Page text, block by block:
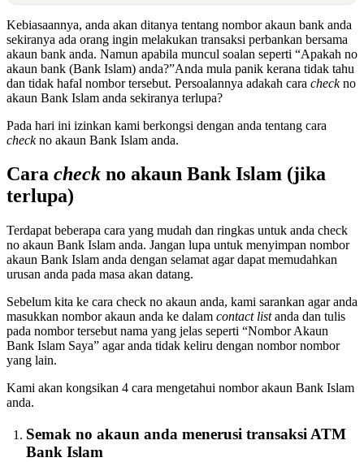
Kebiasaannya, anda akan ditanya tentang nombor akaun bank anda
sekiranya ada orang ingin melakukan transaksi perbankan bersama
akaun bank anda. Namun apabila muncul soalan seperti “Apakah no
akaun bank (Bank Islam) anda?”Anda mula panik kerana tidak tahu
dan tidak hafal nombor tersebut. Persoalannya adakah cara checkno
akaun Bank Islam anda sekiranya terlupa?
Pada hari ini izinkan kami berkongsi dengan anda tentang cara
checkno akaun Bank Islam anda.
Cara check no akaun Bank Islam (jika
terlupa)
Terdapat beberapa cara yang mudah dan ringkas untuk anda check
no akaun Bank Islam anda. Jangan lupa untuk menyimpan nombor
akaun Bank Islam anda dengan selamat agar dapat memudahkan
urusan anda pada masa akan datang.
Sebelum kita ke cara check no akaun anda, kami sarankan agar anda
masukkan nombor akaun anda ke dalam contact listanda dan tulis
pada nombor tersebut nama yang jelas seperti “Nombor Akaun
Bank Islam Saya” agar anda tidak keliru dengan nombor nombor
yang lain.
Kami akan kongsikan 4 cara mengetahui nombor akaun Bank Islam
anda.
Semak no akaun anda menerusi transaksi ATM
Bank Islam